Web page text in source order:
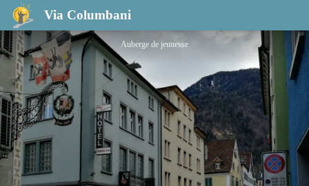
Via Columbani
Auberge de jeunesse VIVA Hostel
Auberge de jeunesse